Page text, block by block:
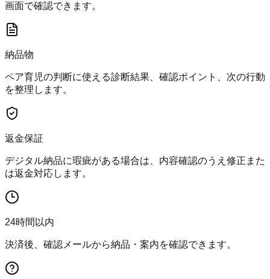
画面で確認できます。
納品物
ペア育児の判断に使える診断結果、確認ポイント、次の行動
を整理します。
返金保証
デジタル納品に瑕疵がある場合は、内容確認のうえ修正また
は返金対応します。
24時間以内
決済後、確認メールから納品・案内を確認できます。